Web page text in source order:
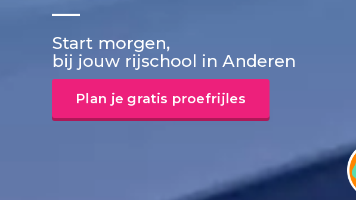
Start morgen,
bij jouw rijschool in Anderen
Plan je gratis proefrijles